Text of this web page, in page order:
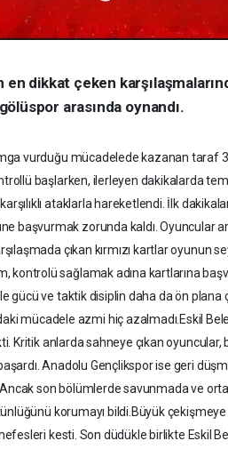
en dikkat çeken
arasında oynandı.
vurduğu mücadelede kazanan taraf
başlarken, ilerleyen dakikalarda
ataklarla hareketlendi. İlk
başvurmak zorunda kaldı. Oyuncular
çıkan kırmızı kartlar oyunun
sağlamak adına kartlarına
ve taktik disiplin daha da ön plana
mücadele azmi hiç azalmadı.Eskil
anlarda sahneye çıkan oyuncular,
Anadolu Gençlikspor ise geri
Ancak son bölümlerde savunmada ve
korumayı bildi.Büyük
kesti. Son düdükle birlikte Eskil